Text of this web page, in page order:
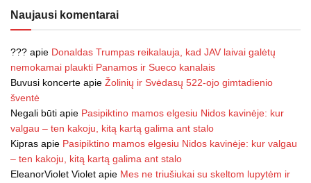
Naujausi komentarai
??? apie Donaldas Trumpas reikalauja, kad JAV laivai galėtų
nemokamai plaukti Panamos ir Sueco kanalais
Buvusi koncerte apie Žolinių ir Svėdasų 522-ojo gimtadienio
šventė
Negali būti apie Pasipiktino mamos elgesiu Nidos kavinėje: kur
valgau – ten kakoju, kitą kartą galima ant stalo
Kipras apie Pasipiktino mamos elgesiu Nidos kavinėje: kur valgau
– ten kakoju, kitą kartą galima ant stalo
EleanorViolet Violet apie Mes ne triušiukai su skeltom lupytėm ir